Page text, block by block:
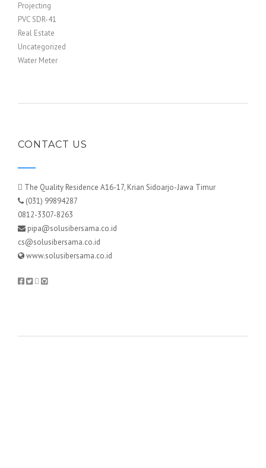
Projecting
PVC SDR-41
Real Estate
Uncategorized
Water Meter
CONTACT US
The Quality Residence A16-17, Krian Sidoarjo-Jawa Timur
(031) 99894287
0812-3307-8263
pipa@solusibersama.co.id
cs@solusibersama.co.id
www.solusibersama.co.id